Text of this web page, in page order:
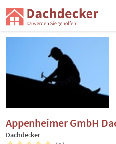
Appenheimer GmbH
Dachdecker